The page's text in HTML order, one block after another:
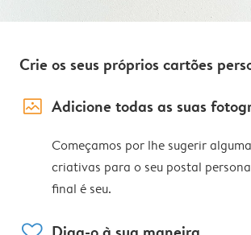
Crie os seus próprios cartões
image_placeholder Adicione todas as suas
Começamos por lhe sugerir
criativas para o seu postal
final é seu.